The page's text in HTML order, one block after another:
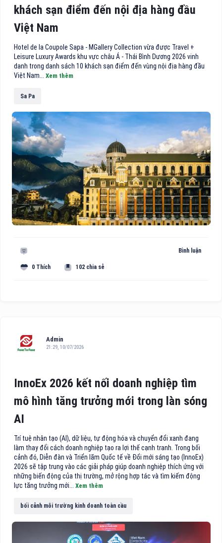
khách sạn điểm đến nội địa hàng đầu
Việt Nam
Hotel de la Coupole Sapa - MGallery Collection vừa được Travel +
Leisure Luxury Awards khu vực châu Á - Thái Bình Dương 2026 vinh
danh trong danh sách 10 khách sạn điểm đến vùng nội địa hàng đầu
Việt Nam... Xem thêm
Sa Pa
Bình luận
0 Thích 102 chia sẻ
Admin
21:29, 10/07/2026
InnoEx 2026 kết nối doanh nghiệp tìm
mô hình tăng trưởng mới trong làn sóng
AI
Trí tuệ nhân tạo (AI), dữ liệu, tự động hóa và chuyển đổi xanh đang
làm thay đổi cách doanh nghiệp tạo ra lợi thế cạnh tranh. Trong bối
cảnh đó, Diễn đàn và Triển lãm Quốc tế về Đổi mới sáng tạo (InnoEx)
2026 sẽ tập trung vào các giải pháp giúp doanh nghiệp thích ứng với
những biến động của thị trường, mở rộng hợp tác và tìm kiếm động
lực tăng trưởng mới... Xem thêm
bối cảnh môi trường kinh doanh toàn cầu